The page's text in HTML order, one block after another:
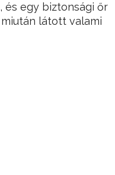
egy biztonsági őr
látott valami